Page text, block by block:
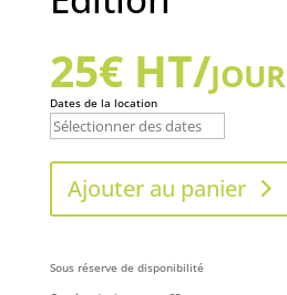
25€HT/jour
Dates de la location
Ajouter au panier
Sous réserve de disponibilité